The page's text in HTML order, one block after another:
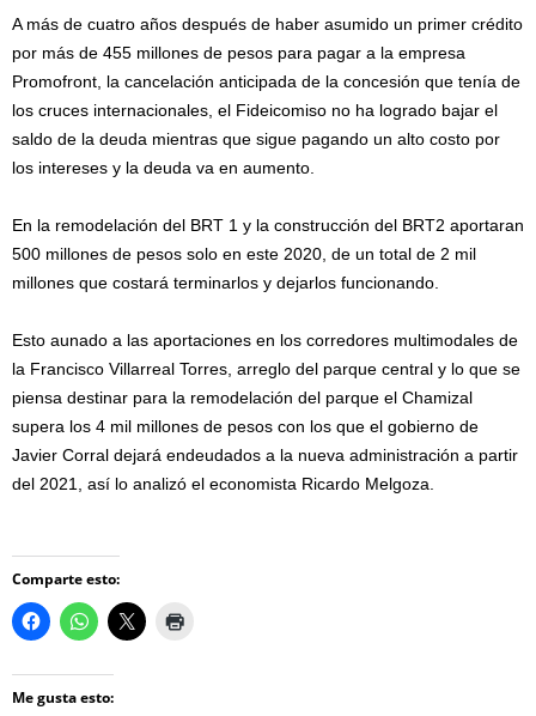
A más de cuatro años después de haber asumido un primer crédito
por más de 455 millones de pesos para pagar a la empresa
Promofront, la cancelación anticipada de la concesión que tenía de
los cruces internacionales, el Fideicomiso no ha logrado bajar el
saldo de la deuda mientras que sigue pagando un alto costo por
los intereses y la deuda va en aumento.
En la remodelación del BRT 1 y la construcción del BRT2 aportaran
500 millones de pesos solo en este 2020, de un total de 2 mil
millones que costará terminarlos y dejarlos funcionando.
Esto aunado a las aportaciones en los corredores multimodales de
la Francisco Villarreal Torres, arreglo del parque central y lo que se
piensa destinar para la remodelación del parque el Chamizal
supera los 4 mil millones de pesos con los que el gobierno de
Javier Corral dejará endeudados a la nueva administración a partir
del 2021, así lo analizó el economista Ricardo Melgoza.
Comparte esto:
Me gusta esto: